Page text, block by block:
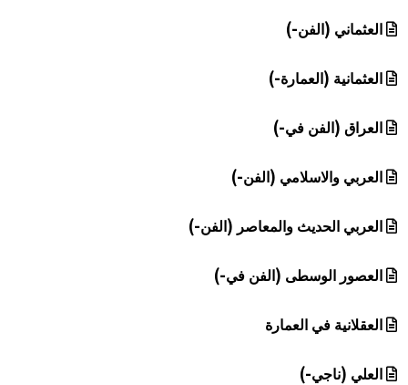
العثماني (الفن-)
العثمانية (العمارة-)
العراق (الفن في-)
العربي والاسلامي (الفن-)
العربي الحديث والمعاصر (الفن-)
العصور الوسطى (الفن في-)
العقلانية في العمارة
العلي (ناجي-)